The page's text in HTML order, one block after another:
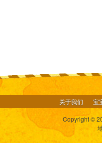
关于我们 宝
Copyright ©